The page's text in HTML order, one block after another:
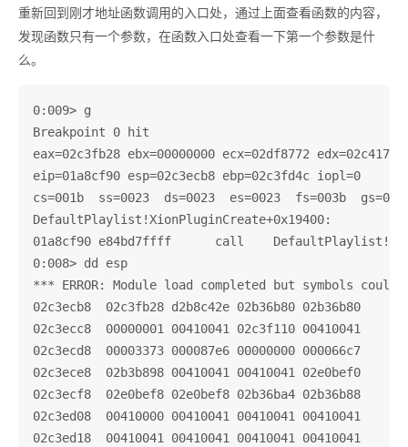
重新回到刚才地址函数调用的入口处，通过上面查看函数的内容，
发现函数只有一个参数，在函数入口处查看一下第一个参数是什
么。
0:009> g
Breakpoint 0 hit
eax=02c3fb28 ebx=00000000 ecx=02df8772
eip=01a8cf90 esp=02c3ecb8 ebp=02c3fd4c iopl=0
cs=001b  ss=0023  ds=0023  es=0023  fs=003b
DefaultPlaylist!XionPluginCreate+0x19400:
01a8cf90 e84bd7ffff      call
0:008> dd esp
*** ERROR: Module load completed but symbols
02c3ecb8  02c3fb28 d2b8c42e 02b36b80 02b36b80
02c3ecc8  00000001 00410041 02c3f110 00410041
02c3ecd8  00003373 000087e6 00000000 000066c7
02c3ece8  02b3b898 00410041 00410041 02e0bef0
02c3ecf8  02e0bef8 02e0bef8 02b36ba4 02b36b88
02c3ed08  00410000 00410041 00410041 00410041
02c3ed18  00410041 00410041 00410041 00410041